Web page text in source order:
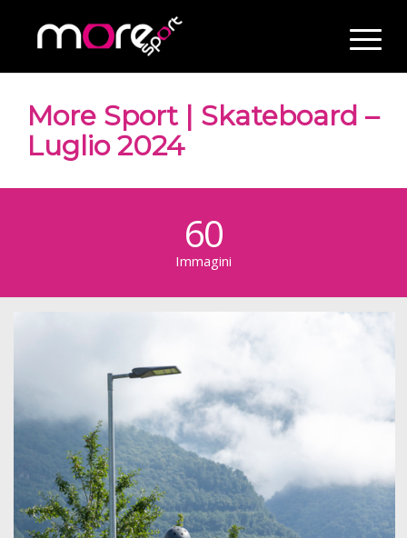
More Sport | Skateboard –
Luglio 2024
60
Immagini